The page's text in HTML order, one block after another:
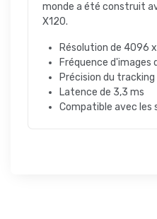
monde a été construit
X120.
Résolution de 4096
Fréquence d'images
Précision du
Latence de 3,3 ms
Compatible avec les